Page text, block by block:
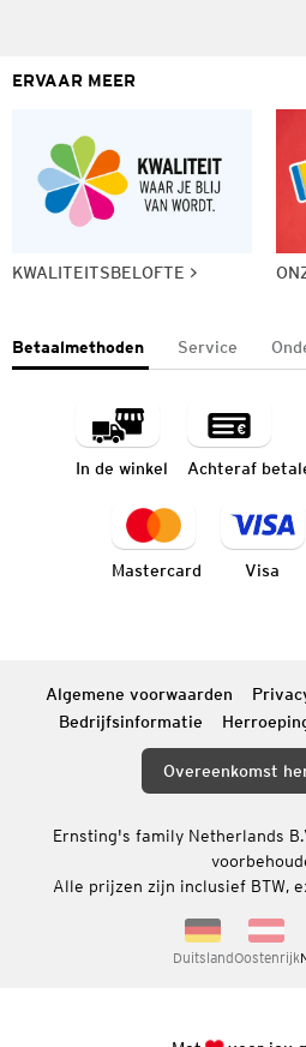
ERVAAR MEER
KWALITEITSBELOFTE
Betaalmethoden Service
In de winkel Achteraf
Mastercard Visa
Algemene voorwaarden
Bedrijfsinformatie
Overeenkomst
Ernsting's family Netherlands
Alle prijzen zijn inclusief BTW,
DuitslandOostenrijk